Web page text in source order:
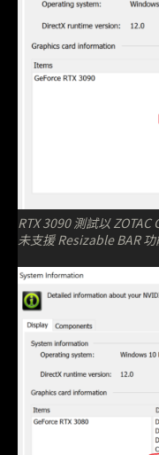
RTX 3090 測試以
未支援 Resizable BAR 功